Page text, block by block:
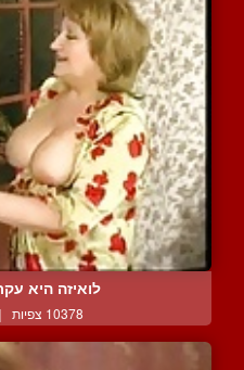
לואיזה היא
10378 צפיות |